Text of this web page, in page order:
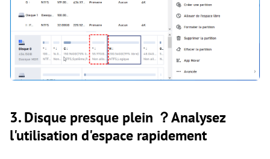
3. Disque presque plein ？Analysez
l'utilisation d'espace rapidement